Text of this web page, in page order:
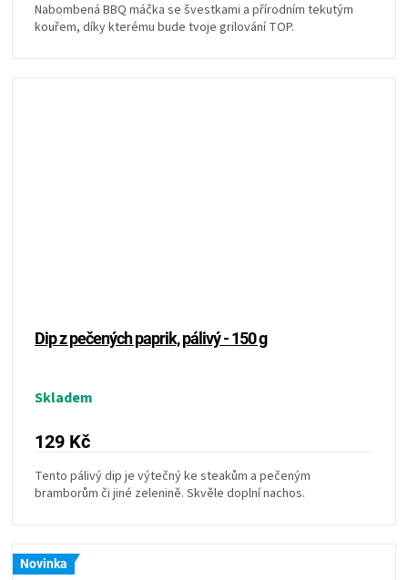
Nabombená BBQ máčka se švestkami a přírodním tekutým
kouřem, díky kterému bude tvoje grilování TOP.
Dip z pečených paprik, pálivý - 150 g
Skladem
129 Kč
Tento pálivý dip je výtečný ke steakům a pečeným
bramborům či jiné zelenině. Skvěle doplní nachos.
Novinka